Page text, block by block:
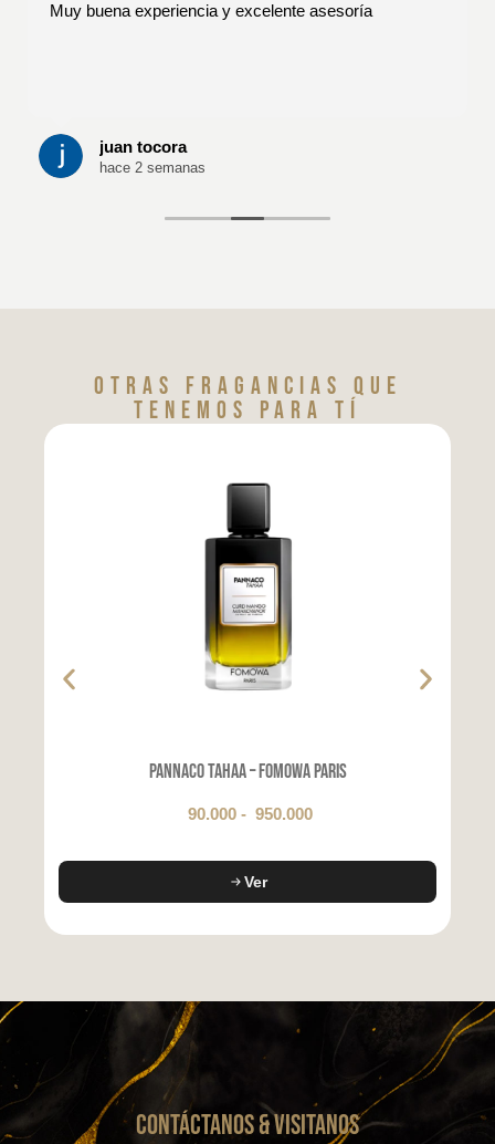
Muy buena experiencia y excelente asesoría
juan tocora
hace 2 semanas
Otras fragancias que
tenemos para tí
Pannaco Tahaa – FOMOWA Paris
90.000 - 950.000
Ver
CONTáCTanos & VISITANOS